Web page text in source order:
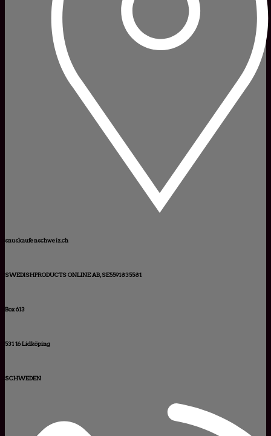
snuskaufenschweiz.ch
SWEDISHPRODUCTS ONLINE AB, SE5591835581
Box 613
531 16 Lidköping
SCHWEDEN